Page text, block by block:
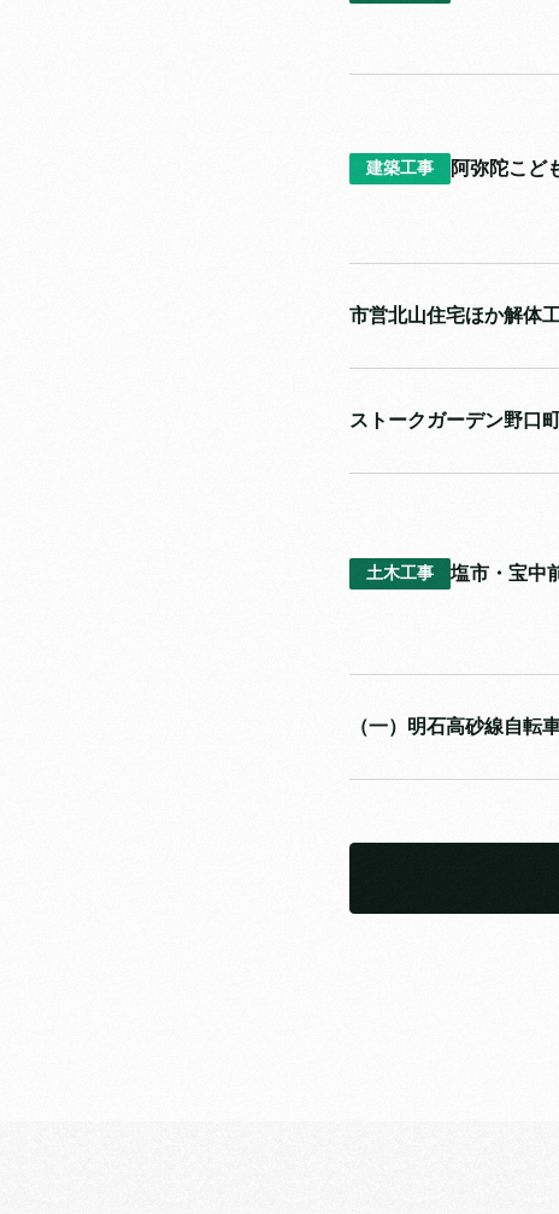
建築工事 阿弥陀こど
市営北山住宅ほか解体
ストークガーデン野口
土木工事 塩市・宝中
（一）明石高砂線自転